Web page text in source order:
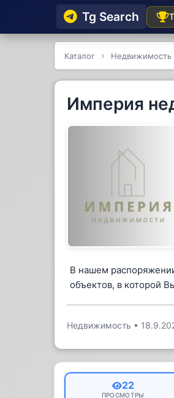
Tg Searсh
Каталог Недвижимость
Империя
В нашем
объектов, в которой
Недвижимость •
22
ПРОСМОТРЫ